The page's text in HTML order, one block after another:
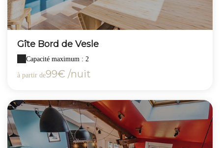
Gîte Bord de Vesle
Capacité maximum : 2
à partir de99€ /nuit